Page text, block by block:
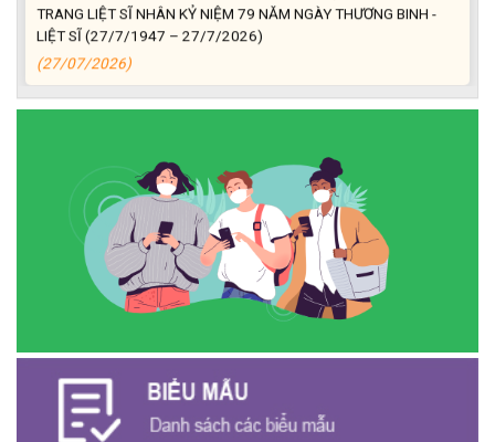
LIỆT SĨ (27/7/1947 – 27/7/2026)
(27/07/2026)
ĐỒNG CHÍ PHAN XUÂN LỰC - CHỦ TỊCH UBND XÃ CƯ M’GAR
(27/07/2026)
Phát biểu bế mạc Hội nghị Trung ương 3, khóa XIV của Tổng Bí
thư, Chủ tịch nước Tô Lâm
(26/07/2026)
VAY KÝ QUỸ ĐỐI VỚI NGƯỜI LAO ĐỘNG ĐI LÀM VIỆC TẠI HÀN
QUỐC
(24/07/2026)